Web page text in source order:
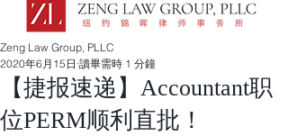
【捷报速递】Accountant职
位PERM顺利直批！
Zeng Law Group, PLLC
2020年6月15日 讀畢需時 1 分鐘